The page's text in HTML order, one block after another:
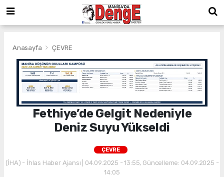
Anasayfa ÇEVRE
Fethiye’de Gelgit Nedeniyle
Deniz Suyu Yükseldi
ÇEVRE
(İHA) - İhlas Haber Ajansı | 04.09.2025 - 13:55, Güncelleme: 04.09.2025 -
14:05